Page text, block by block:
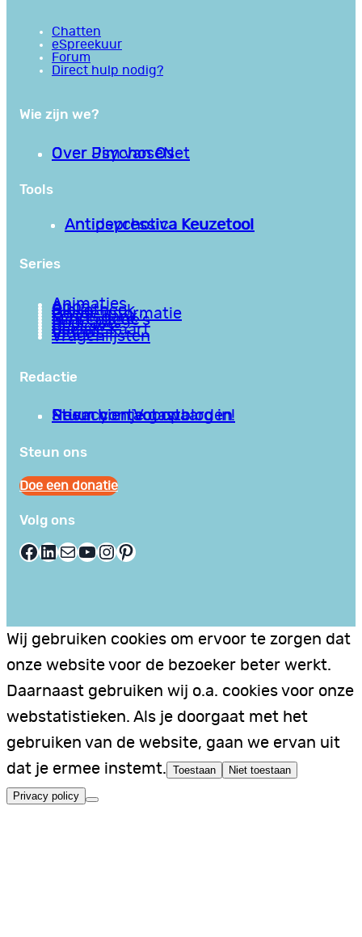
Chatten
eSpreekuur
Forum
Direct hulp nodig?
Wie zijn we?
Over PsychoseNet
Over Jim van Os
Tools
Antipsychotica Keuzetool
Antidepressiva Keuzetool
Series
Animaties
Apps
Bibliotheek
Goede informatie
Kennisbank
Mini college’s
Podcasts
Reviews
Sociale Kaart
Video’s
Vragenlijsten
Redactie
Privacy en Voorwaarden
Stuur hier je gastblog in!
Neem contact op
Steun ons
Doe een donatie
Volg ons
Facebook LinkedIn E-mail YouTube InstagramPinterest
Wij gebruiken cookies om ervoor te zorgen dat
onze website voor de bezoeker beter werkt.
Daarnaast gebruiken wij o.a. cookies voor onze
webstatistieken. Als je doorgaat met het
gebruiken van de website, gaan we ervan uit
dat je ermee instemt. Toestaan Niet toestaan
Privacy policy